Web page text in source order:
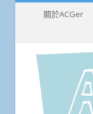
關於ACGer